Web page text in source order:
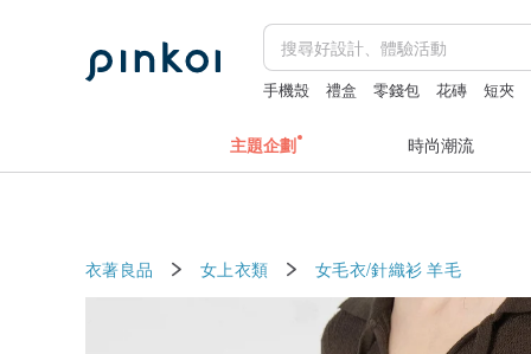
手機殼 禮盒 零錢包 花磚 短夾
主題企劃 時尚潮流
衣著良品 女上衣類 女毛衣/針織衫 羊毛